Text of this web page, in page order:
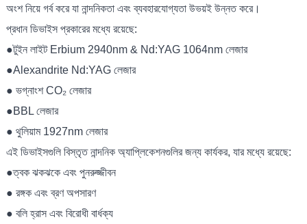
অংশ নিয়ে গর্ব করে যা নান্দনিকতা এবং ব্যবহারযোগ্যতা উভয়ই উন্নত করে।
প্রধান ডিভাইস প্রকারের মধ্যে রয়েছে:
●টুইন লাইট Erbium 2940nm & Nd:YAG 1064nm লেজার
●Alexandrite Nd:YAG লেজার
● ভগ্নাংশ CO₂ লেজার
●BBL লেজার
● থুলিয়াম 1927nm লেজার
এই ডিভাইসগুলি বিস্তৃত নান্দনিক অ্যাপ্লিকেশনগুলির জন্য কার্যকর, যার মধ্যে রয়েছে:
●ত্বক ঝকঝকে এবং পুনরুজ্জীবন
● রঙ্গক এবং ব্রণ অপসারণ
● বলি হ্রাস এবং বিরোধী বার্ধক্য